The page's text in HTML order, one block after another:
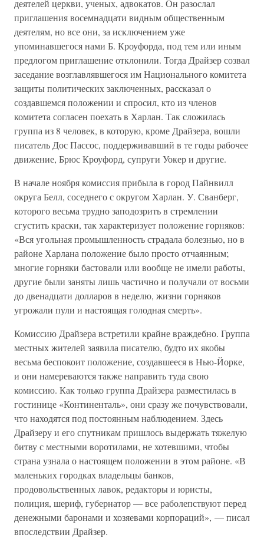
деятелей церкви, ученых, адвокатов. Он разослал
приглашения восемнадцати видным общественным
деятелям, но все они, за исключением уже
упоминавшегося нами Б. Кроуфорда, под тем или иным
предлогом приглашение отклонили. Тогда Драйзер созвал
заседание возглавлявшегося им Национального комитета
защиты политических заключенных, рассказал о
создавшемся положении и спросил, кто из членов
комитета согласен поехать в Харлан. Так сложилась
группа из 8 человек, в которую, кроме Драйзера, вошли
писатель Дос Пассос, поддерживавший в те годы рабочее
движение, Брюс Кроуфорд, супруги Уокер и другие.
В начале ноября комиссия прибыла в город Пайнвилл
округа Белл, соседнего с округом Харлан. У. Сванберг,
которого весьма трудно заподозрить в стремлении
сгустить краски, так характеризует положение горняков:
«Вся угольная промышленность страдала болезнью, но в
районе Харлана положение было просто отчаянным;
многие горняки бастовали или вообще не имели работы,
другие были заняты лишь частично и получали от восьми
до двенадцати долларов в неделю, жизни горняков
угрожали пули и настоящая голодная смерть».
Комиссию Драйзера встретили крайне враждебно. Группа
местных жителей заявила писателю, будто их якобы
весьма беспокоит положение, создавшееся в Нью-Йорке,
и они намереваются также направить туда свою
комиссию. Как только группа Драйзера разместилась в
гостинице «Континенталь», они сразу же почувствовали,
что находятся под постоянным наблюдением. Здесь
Драйзеру и его спутникам пришлось выдержать тяжелую
битву с местными воротилами, не хотевшими, чтобы
страна узнала о настоящем положении в этом районе. «В
маленьких городках владельцы банков,
продовольственных лавок, редакторы и юристы,
полиция, шериф, губернатор — все раболепствуют перед
денежными баронами и хозяевами корпораций», — писал
впоследствии Драйзер.